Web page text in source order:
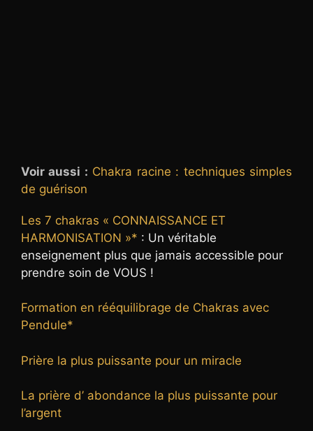
Voir aussi : Chakra racine : techniques simples
de guérison
Les 7 chakras « CONNAISSANCE ET
HARMONISATION »* : Un véritable
enseignement plus que jamais accessible pour
prendre soin de VOUS !
Formation en rééquilibrage de Chakras avec
Pendule*
Prière la plus puissante pour un miracle
La prière d’ abondance la plus puissante pour
l’argent